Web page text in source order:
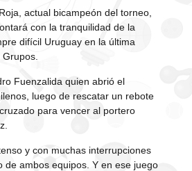
actual bicampeón del torneo,
con la tranquilidad de la
difícil Uruguay en la última
Fuenzalida quien abrió el
luego de rescatar un rebote
para vencer al portero
y con muchas interrupciones
de ambos equipos. Y en ese juego